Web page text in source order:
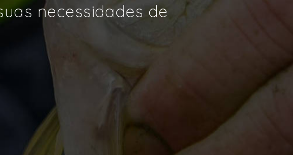
necessidades de